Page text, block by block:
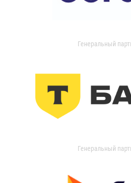
Генеральный
Генеральный